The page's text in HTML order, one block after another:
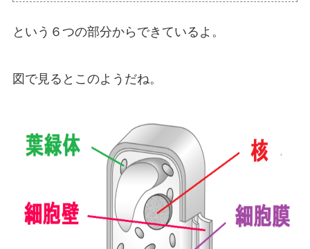
という６つの部分からできているよ。
図で見るとこのようだね。